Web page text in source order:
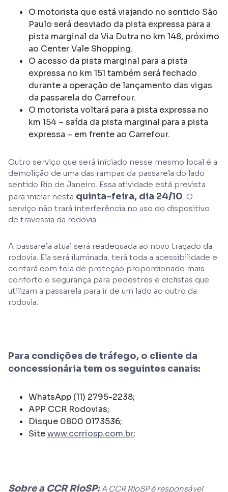
O motorista que está viajando no sentido São
Paulo será desviado da pista expressa para a
pista marginal da Via Dutra no km 148, próximo
ao Center Vale Shopping.
O acesso da pista marginal para a pista
expressa no km 151 também será fechado
durante a operação de lançamento das vigas
da passarela do Carrefour.
O motorista voltará para a pista expressa no
km 154 – saída da pista marginal para a pista
expressa – em frente ao Carrefour.
Outro serviço que será iniciado nesse mesmo local é a
demolição de uma das rampas da passarela do lado
sentido Rio de Janeiro. Essa atividade está prevista
para iniciar nesta quinta-feira, dia 24/10. O
serviço não trará interferência no uso do dispositivo
de travessia da rodovia.
A passarela atual será readequada ao novo traçado da
rodovia. Ela será iluminada, terá toda a acessibilidade e
contará com tela de proteção proporcionado mais
conforto e segurança para pedestres e ciclistas que
utilizam a passarela para ir de um lado ao outro da
rodovia.
Para condições de tráfego, o cliente da
concessionária tem os seguintes canais:
WhatsApp (11) 2795-2238;
APP CCR Rodovias;
Disque 0800 0173536;
Sitewww.ccrriosp.com.br;
Sobre a CCR RioSP:A CCR RioSP é responsável